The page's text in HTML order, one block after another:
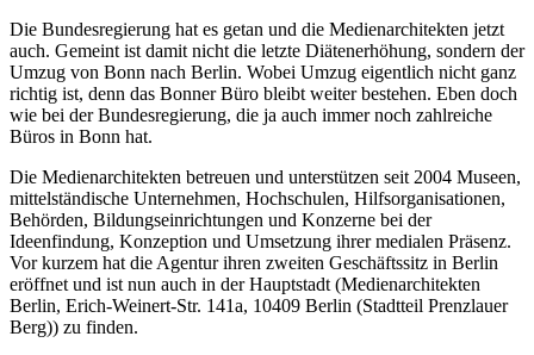
Die Bundesregierung hat es getan und die Medienarchitekten jetzt
auch. Gemeint ist damit nicht die letzte Diätenerhöhung, sondern der
Umzug von Bonn nach Berlin. Wobei Umzug eigentlich nicht ganz
richtig ist, denn das Bonner Büro bleibt weiter bestehen. Eben doch
wie bei der Bundesregierung, die ja auch immer noch zahlreiche
Büros in Bonn hat.
Die Medienarchitekten betreuen und unterstützen seit 2004 Museen,
mittelständische Unternehmen, Hochschulen, Hilfsorganisationen,
Behörden, Bildungseinrichtungen und Konzerne bei der
Ideenfindung, Konzeption und Umsetzung ihrer medialen Präsenz.
Vor kurzem hat die Agentur ihren zweiten Geschäftssitz in Berlin
eröffnet und ist nun auch in der Hauptstadt (Medienarchitekten
Berlin, Erich-Weinert-Str. 141a, 10409 Berlin (Stadtteil Prenzlauer
Berg)) zu finden.